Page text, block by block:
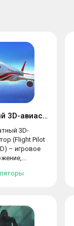
Бесплатный 3D-авиасимулятор
3D-
(Flight Pilot
– игровое